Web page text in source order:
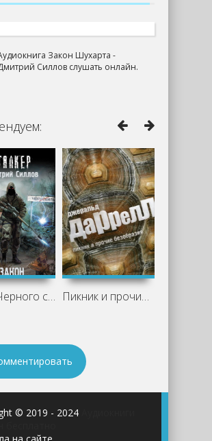
Закон Шухарта -
Силлов слушать онлайн.
Закон Черного сталкера - Дмитрий Силлов Пикник и прочие безобразия - Джеральд
© 2019 - 2024